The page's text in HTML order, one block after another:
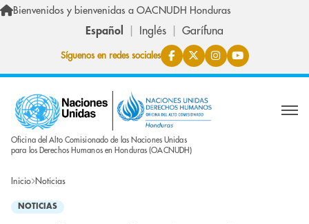
Pasar al contenido principal
Bienvenidos y bienvenidas a OACNUDH Honduras
Español Inglés Garífuna
Síguenos en redes sociales
Oficina del Alto Comisionado de las Naciones Unidas
para los Derechos Humanos en Honduras (OACNUDH)
Inicio Noticias
NOTICIAS